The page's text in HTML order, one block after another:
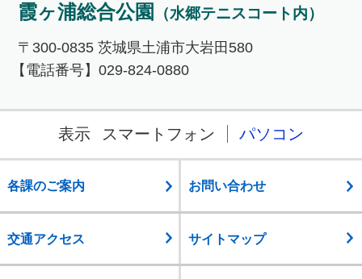
霞ヶ浦総合公園 （水郷テニスコート内）
〒300-0835 茨城県土浦市大岩田580
【電話番号】029-824-0880
表示 スマートフォン パソコン
各課のご案内 お問い合わせ
交通アクセス サイトマップ